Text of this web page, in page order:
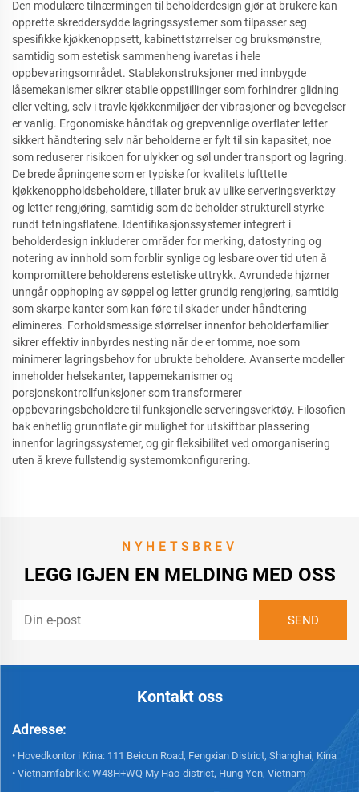
Den modulære tilnærmingen til beholderdesign gjør at brukere kan
opprette skreddersydde lagringssystemer som tilpasser seg
spesifikke kjøkkenoppsett, kabinettstørrelser og bruksmønstre,
samtidig som estetisk sammenheng ivaretas i hele
oppbevaringsområdet. Stablekonstruksjoner med innbygde
låsemekanismer sikrer stabile oppstillinger som forhindrer glidning
eller velting, selv i travle kjøkkenmiljøer der vibrasjoner og bevegelser
er vanlig. Ergonomiske håndtak og grepvennlige overflater letter
sikkert håndtering selv når beholderne er fylt til sin kapasitet, noe
som reduserer risikoen for ulykker og søl under transport og lagring.
De brede åpningene som er typiske for kvalitets lufttette
kjøkkenoppholdsbeholdere, tillater bruk av ulike serveringsverktøy
og letter rengjøring, samtidig som de beholder strukturell styrke
rundt tetningsflatene. Identifikasjonssystemer integrert i
beholderdesign inkluderer områder for merking, datostyring og
notering av innhold som forblir synlige og lesbare over tid uten å
kompromittere beholderens estetiske uttrykk. Avrundede hjørner
unngår opphoping av søppel og letter grundig rengjøring, samtidig
som skarpe kanter som kan føre til skader under håndtering
elimineres. Forholdsmessige størrelser innenfor beholderfamilier
sikrer effektiv innbyrdes nesting når de er tomme, noe som
minimerer lagringsbehov for ubrukte beholdere. Avanserte modeller
inneholder helsekanter, tappemekanismer og
porsjonskontrollfunksjoner som transformerer
oppbevaringsbeholdere til funksjonelle serveringsverktøy. Filosofien
bak enhetlig grunnflate gir mulighet for utskiftbar plassering
innenfor lagringssystemer, og gir fleksibilitet ved omorganisering
uten å kreve fullstendig systemomkonfigurering.
NYHETSBREV
LEGG IGJEN EN MELDING MED OSS
Kontakt oss
Adresse:
• Hovedkontor i Kina: 111 Beicun Road, Fengxian District, Shanghai, Kina
• Vietnamfabrikk: W48H+WQ My Hao-district, Hung Yen, Vietnam